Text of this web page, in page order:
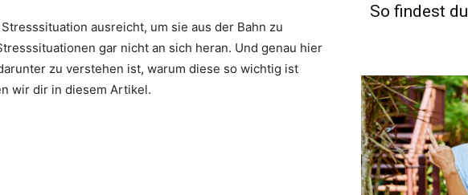
ausreicht, um sie aus der Bahn zu
gar nicht an sich heran. Und genau hier
zu verstehen ist, warum diese so wichtig ist
wir dir in diesem Artikel.
So findest